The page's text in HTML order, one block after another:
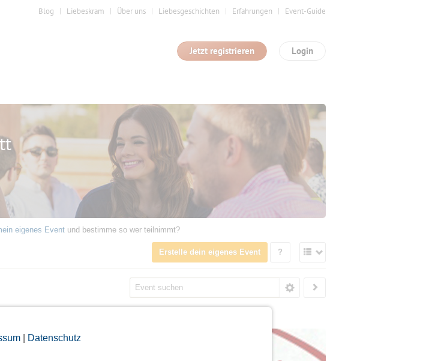
| Datenschutz
Blog Liebeskram Über uns Liebesgeschichten Erfahrungen Event-Guide
Login
Jetzt registrieren
eigenes Event und bestimme so wer teilnimmt?
Erstelle dein eigenes Event ?